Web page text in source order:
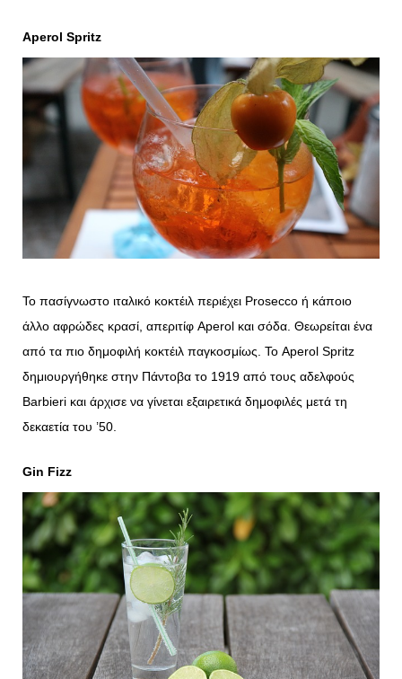
Aperol Spritz
Το πασίγνωστο ιταλικό κοκτέιλ περιέχει Prosecco ή κάποιο
άλλο αφρώδες κρασί, απεριτίφ Aperol και σόδα. Θεωρείται ένα
από τα πιο δημοφιλή κοκτέιλ παγκοσμίως. Το Aperol Spritz
δημιουργήθηκε στην Πάντοβα το 1919 από τους αδελφούς
Barbieri και άρχισε να γίνεται εξαιρετικά δημοφιλές μετά τη
δεκαετία του ’50.
Gin Fizz